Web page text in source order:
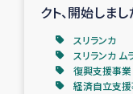
アグロ
クト、開始しまし
スリランカ
スリランカ
復興支援事業
経済自立支